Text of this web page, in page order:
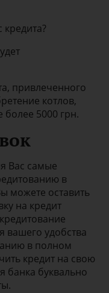
привлеченного
котлов,
более 5000 грн.
Вас самые
в
можете оставить
на кредит
вашего удобства
в полном
кредит на свою
банка буквально